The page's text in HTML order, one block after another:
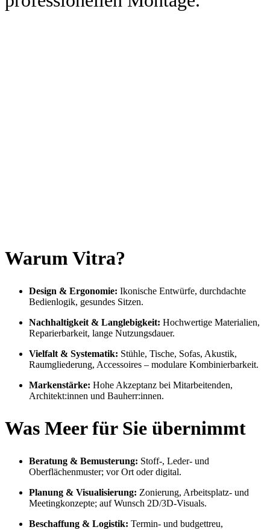
Warum Vitra?
Design & Ergonomie: Ikonische Entwürfe, durchdachte
Bedienlogik, gesundes Sitzen.
Nachhaltigkeit & Langlebigkeit: Hochwertige Materialien,
Reparierbarkeit, lange Nutzungsdauer.
Vielfalt & Systematik: Stühle, Tische, Sofas, Akustik,
Raumgliederung, Accessoires – modulare Kombinierbarkeit.
Markenstärke: Hohe Akzeptanz bei Mitarbeitenden,
Architekt:innen und Bauherr:innen.
Was Meer für Sie übernimmt
Beratung & Bemusterung: Stoff-, Leder- und
Oberflächenmuster; vor Ort oder digital.
Planung & Visualisierung: Zonierung, Arbeitsplatz- und
Meetingkonzepte; auf Wunsch 2D/3D-Visuals.
Beschaffung & Logistik: Termin- und budgettreu,